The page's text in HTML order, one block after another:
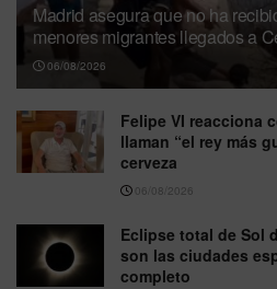
Madrid asegura que no ha
menores migrantes llegados a
06/08/2026
Felipe VI reacciona
llaman “el rey más
cerveza
06/08/2026
Eclipse total de Sol
son las ciudades
completo